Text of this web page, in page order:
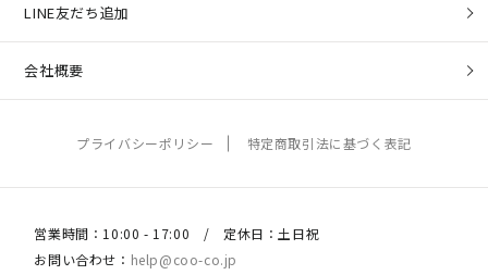
LINE友だち追加
会社概要
プライバシーポリシー 特定商取引法に基づく表記
営業時間：10:00 - 17:00 / 定休日：土日祝
お問い合わせ： help@coo-co.jp